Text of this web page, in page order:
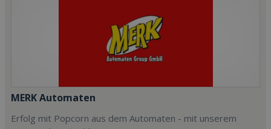
MERK Automaten
Erfolg mit Popcorn aus dem Automaten - mit unserem